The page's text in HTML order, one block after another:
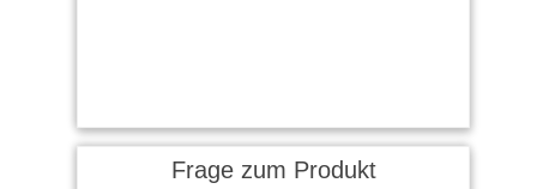
Frage zum Produkt